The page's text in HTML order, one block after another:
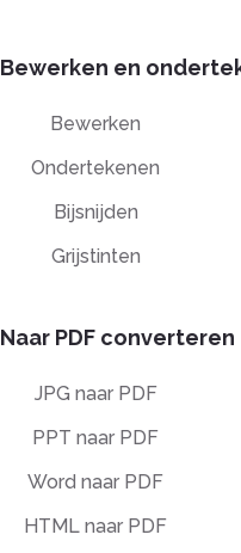
Bewerken en
Bewerken
Ondertekenen
Bijsnijden
Grijstinten
Naar PDF converteren
JPG naar PDF
PPT naar PDF
Word naar PDF
HTML naar PDF